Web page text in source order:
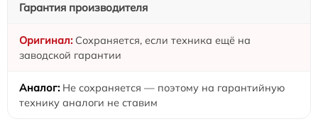
Гарантия производителя
Сохраняется, если техника ещё на
заводской гарантии
Не сохраняется — поэтому на гарантийную
технику аналоги не ставим